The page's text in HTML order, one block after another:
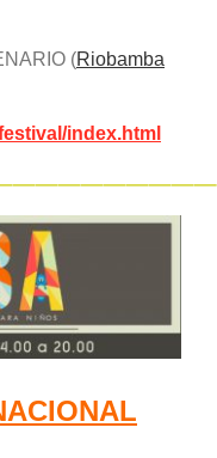
(Riobamba
index.html